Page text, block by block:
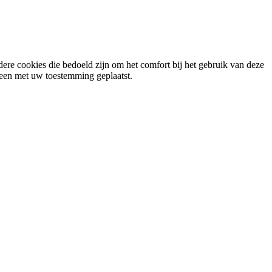
cookies die bedoeld zijn om het comfort bij het gebruik van deze
met uw toestemming geplaatst.